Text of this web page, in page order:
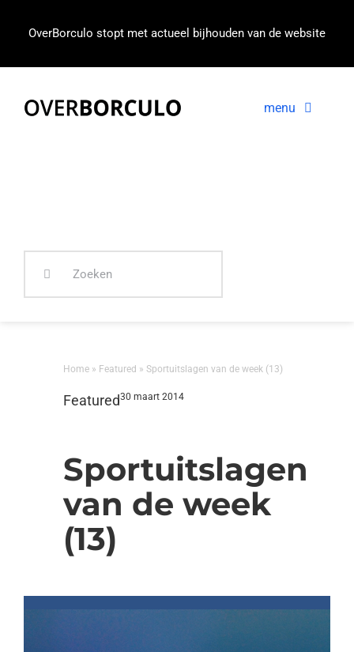
OverBorculo stopt met actueel bijhouden van de website
menu
Home » Featured »Sportuitslagen van de week (13)
Featured30 maart 2014
Sportuitslagen
van de week
(13)